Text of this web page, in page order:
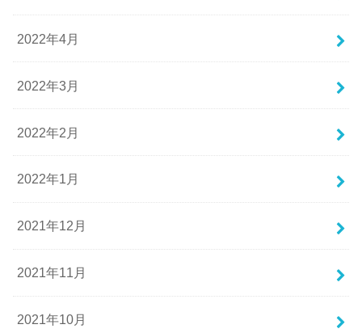
2022年4月
2022年3月
2022年2月
2022年1月
2021年12月
2021年11月
2021年10月